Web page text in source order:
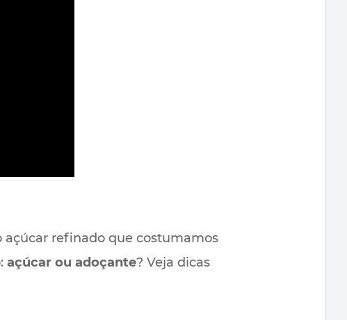
refinado que costumamos
açúcar ou adoçante? Veja dicas